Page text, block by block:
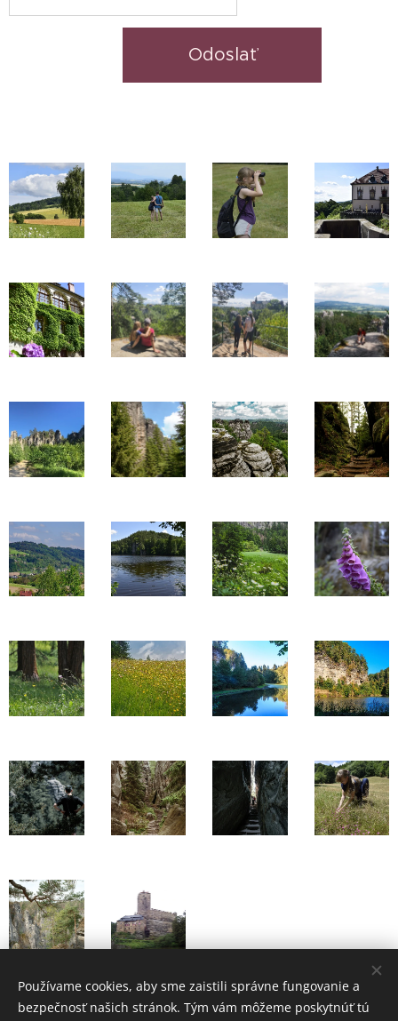
Odoslať
Používame cookies, aby sme zaistili správne fungovanie a
bezpečnosť našich stránok. Tým vám môžeme poskytnúť tú